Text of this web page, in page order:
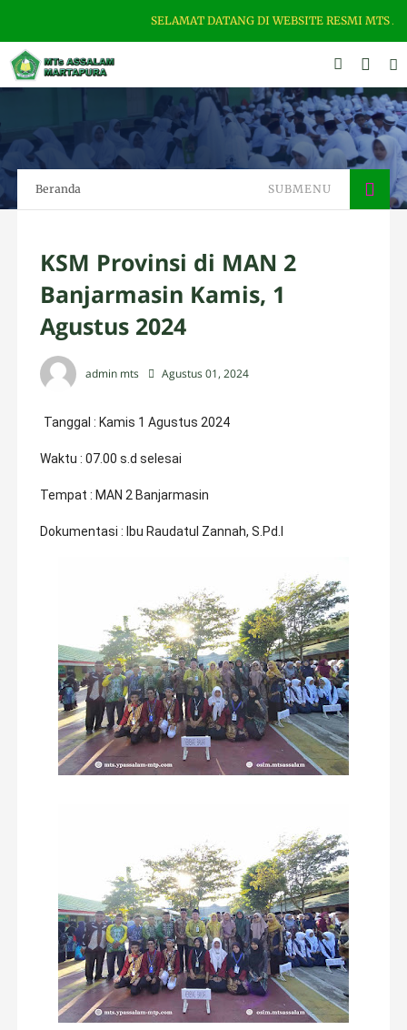
SELAMAT DATANG DI WEBSITE RESMI MTS
Beranda SUBMENU
KSM Provinsi di MAN 2
Banjarmasin Kamis, 1
Agustus 2024
admin mts Agustus 01, 2024
Tanggal : Kamis 1 Agustus 2024
Waktu : 07.00 s.d selesai
Tempat : MAN 2 Banjarmasin
Dokumentasi : Ibu Raudatul Zannah, S.Pd.I